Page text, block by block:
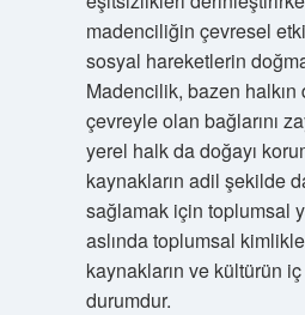
madenciliğin çevresel
sosyal hareketlerin
Madencilik, bazen
çevreyle olan bağlarını
yerel halk da doğayı
kaynakların adil şekilde
sağlamak için toplumsal
aslında toplumsal
kaynakların ve kültürün
durumdur.